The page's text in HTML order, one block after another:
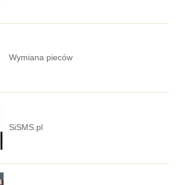
Wymiana pieców
SiSMS.pl